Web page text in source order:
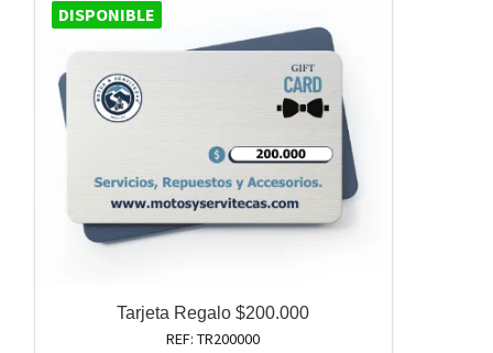
DISPONIBLE
Tarjeta Regalo $200.000
REF: TR200000